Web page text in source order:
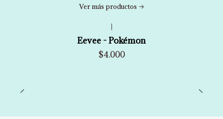
Ver más productos
Eevee - Pokémon
$4.000